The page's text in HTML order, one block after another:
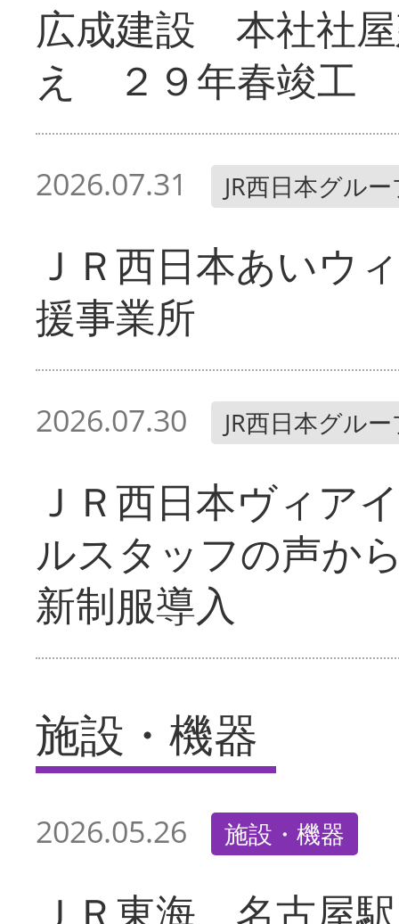
広成建設 本社社
え ２９年春竣工
2026.07.31 JR西日本グル
ＪＲ西日本あいウ
援事業所
2026.07.30 JR西日本グル
ＪＲ西日本ヴィア
ルスタッフの声か
新制服導入
施設・機器
2026.05.26 施設・機器
ＪＲ東海 名古屋